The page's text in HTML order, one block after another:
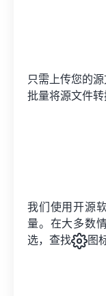
只需上传您的
批量将源文件转
我们使用开源
量。在大多数
选，查找
图